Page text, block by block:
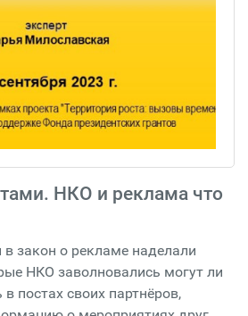
НКО и реклама что
закон о рекламе наделали
НКО заволновались могут ли
постах своих партнёров,